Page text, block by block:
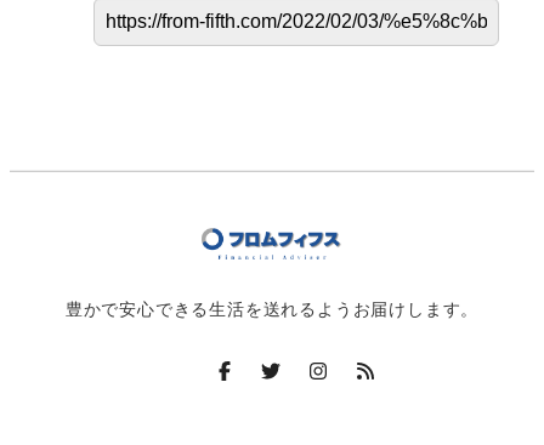
豊かで安心できる生活を送れるようお届けします。